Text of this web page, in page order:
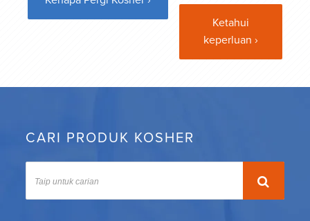
Ketahui
keperluan ›
CARI PRODUK KOSHER